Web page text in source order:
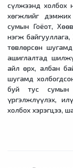
сүлжээнд холбох
хөгжлийг
сумын Гоёот,
нэгж
төвлөрсөн
ашиглалтад
айл өрх, албан
шугамд
буй тус сумын
үргэлжлүүлэх,
холбох хэрэгцээ,